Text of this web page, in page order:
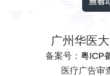
广州华医
备案号： 粤ICP
医疗广告审